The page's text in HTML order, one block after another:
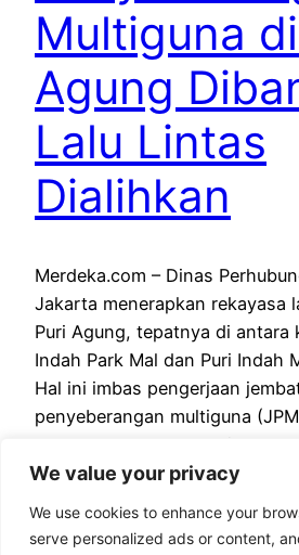
We value your privacy
We use cookies to enhance your
serve personalized ads or content,
Multiguna
Agung
Lalu Lintas
Dialihkan
Merdeka.com – Dinas
Jakarta menerapkan rekayasa
Puri Agung, tepatnya di antara
Indah Park Mal dan Puri Indah
Hal ini imbas pengerjaan
penyeberangan multiguna
dengan Pembangunan
multiguna di Jalan Puri Agung,
Jakarta Barat, Dishub DKI
July 1, 2023